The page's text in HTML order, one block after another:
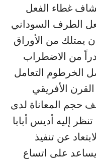
غطاء الفعل
الطرف السوداني
يمتلك من الأوراق
من الاضطراب
الخرطوم التعامل
الأفريقي
حجم المعاناة لدى
إليه أديس أبابا
عن تنفيذ
على اتساع